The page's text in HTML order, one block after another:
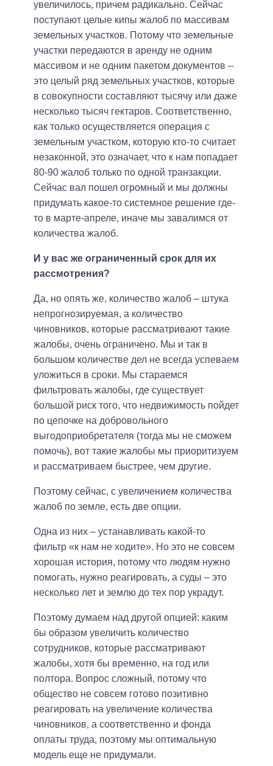
увеличилось, причем радикально. Сейчас
поступают целые кипы жалоб по массивам
земельных участков. Потому что земельные
участки передаются в аренду не одним
массивом и не одним пакетом документов –
это целый ряд земельных участков, которые
в совокупности составляют тысячу или даже
несколько тысяч гектаров. Соответственно,
как только осуществляется операция с
земельным участком, которую кто-то считает
незаконной, это означает, что к нам попадает
80-90 жалоб только по одной транзакции.
Сейчас вал пошел огромный и мы должны
придумать какое-то системное решение где-
то в марте-апреле, иначе мы завалимся от
количества жалоб.
И у вас же ограниченный срок для их
рассмотрения?
Да, но опять же, количество жалоб – штука
непрогнозируемая, а количество
чиновников, которые рассматривают такие
жалобы, очень ограничено. Мы и так в
большом количестве дел не всегда успеваем
уложиться в сроки. Мы стараемся
фильтровать жалобы, где существует
большой риск того, что недвижимость пойдет
по цепочке на добровольного
выгодоприобретателя (тогда мы не сможем
помочь), вот такие жалобы мы приоритизуем
и рассматриваем быстрее, чем другие.
Поэтому сейчас, с увеличением количества
жалоб по земле, есть две опции.
Одна из них – устанавливать какой-то
фильтр «к нам не ходите». Но это не совсем
хорошая история, потому что людям нужно
помогать, нужно реагировать, а суды – это
несколько лет и землю до тех пор украдут.
Поэтому думаем над другой опцией: каким
бы образом увеличить количество
сотрудников, которые рассматривают
жалобы, хотя бы временно, на год или
полтора. Вопрос сложный, потому что
общество не совсем готово позитивно
реагировать на увеличение количества
чиновников, а соответственно и фонда
оплаты труда, поэтому мы оптимальную
модель еще не придумали.